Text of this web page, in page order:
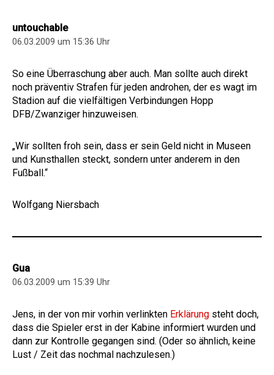
untouchable
06.03.2009 um 15:36 Uhr
So eine Überraschung aber auch. Man sollte auch direkt
noch präventiv Strafen für jeden androhen, der es wagt im
Stadion auf die vielfältigen Verbindungen Hopp
DFB/Zwanziger hinzuweisen.
„Wir sollten froh sein, dass er sein Geld nicht in Museen
und Kunsthallen steckt, sondern unter anderem in den
Fußball.“
Wolfgang Niersbach
Gua
06.03.2009 um 15:39 Uhr
Jens, in der von mir vorhin verlinkten Erklärung steht doch,
dass die Spieler erst in der Kabine informiert wurden und
dann zur Kontrolle gegangen sind. (Oder so ähnlich, keine
Lust / Zeit das nochmal nachzulesen.)